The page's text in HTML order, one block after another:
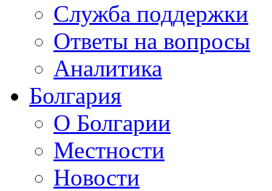
Служба поддержки
Ответы на вопросы
Аналитика
Болгария
О Болгарии
Местности
Новости